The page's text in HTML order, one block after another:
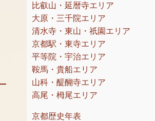
比叡山・延暦寺エリア
大原・三千院エリア
清水寺・東山・祇園エリア
京都駅・東寺エリア
平等院・宇治エリア
鞍馬・貴船エリア
山科・醍醐寺エリア
高尾・栂尾エリア
京都歴史年表